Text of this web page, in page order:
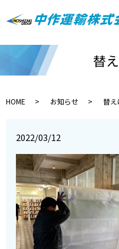
替
HOME お知らせ 替え
2022/03/12